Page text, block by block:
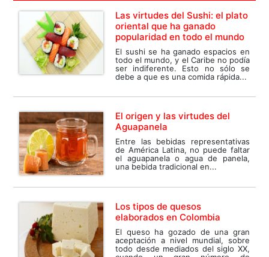
Las virtudes del Sushi: el plato
oriental que ha ganado
popularidad en todo el mundo
El sushi se ha ganado espacios en
todo el mundo, y el Caribe no podía
ser indiferente. Esto no sólo se
debe a que es una comida rápida...
El origen y las virtudes del
Aguapanela
Entre las bebidas representativas
de América Latina, no puede faltar
el aguapanela o agua de panela,
una bebida tradicional en...
Los tipos de quesos
elaborados en Colombia
El queso ha gozado de una gran
aceptación a nivel mundial, sobre
todo desde mediados del siglo XX,